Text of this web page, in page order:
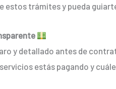
estos trámites y pueda
y detallado antes de
estás pagando y